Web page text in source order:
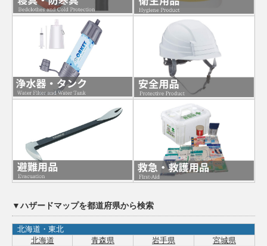
▼ハザードマップを都道府県から検索
北海道・東北
北海道
青森県 岩手県
宮城県